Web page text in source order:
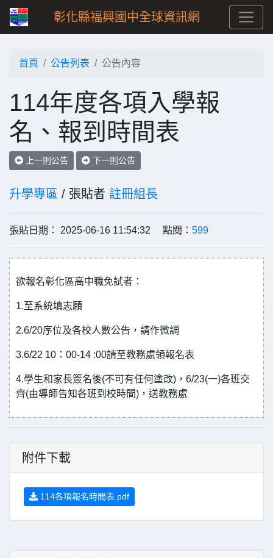
彰化縣福興國中全球資訊網
首頁 公告列表 公告內容
114年度各項入學報
名、報到時間表
上一則公告 下一則公告
升學專區 / 張貼者 註冊組長
張貼日期： 2025-06-16 11:54:32 點閱： 599
欲報名彰化區高中職免試者：
1.至系統填志願
2.6/20序位及各校人數公告，請作微調
3.6/22 10：00-14 :00請至教務處領報名表
4.學生和家長簽名後(不可有任何塗改)，6/23(一)各班交
齊(由導師告知各班到校時間)，送教務處
附件下載
114各項報名時間表.pdf